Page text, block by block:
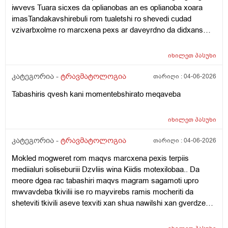
მივმართო. გთხოვთ ამომწურავი პასუხი გამცეთ ამ
ფენომენთან.. ფიზკულტურის მასწავლებელმა
ამაგლიჯა ბავშვობაში ყური ხო და მარჯვენა ყურიც
ძარღვი პატარაზე გამოწული მარა ის იმდენად არა ის
გეოგრაფიის მასწავლებელმა მერხთან მჯდომარეს
ამახია ოღონდ ის ნაკლებად.. დავიღალე აღარ
რომ მომცეთ რა ბიუჯეტი მეყოფა სულ ამ
iwvevs Tuara sicxes da oplianobas an es oplianoba xoara
imasTandakavshirebuli rom tualetshi ro shevedi cudad
vzivarbxolme ro marcxena pexs ar daveyrdno da didxans
Sigrilezesheidzleba tuara gasvla aivanze jdomaიხილეთპასუხი
კატეგორია - ტრავმატოლოგია თარიღი :04-06-2026
Tabashiris qvesh kani momentebshirato meqaveba
იხილეთპასუხი
კატეგორია - ტრავმატოლოგია თარიღი :04-06-2026
Mokled mogweret rom maqvs marcxena pexis terpiis
mediialuri soliseburiii Dzvliis wina Kiidis motexilobaa.. Da
meore dgea rac tabashiri maqvs magram sagamoti upro
mwvavdeba tkivilii ise ro mayvirebs ramis mocheriti da
sheteviti tkivili aseve texviti xan shua nawilshi xan gverdze
da swored midevs pexi xonsaertod magijeb tu balishze davde